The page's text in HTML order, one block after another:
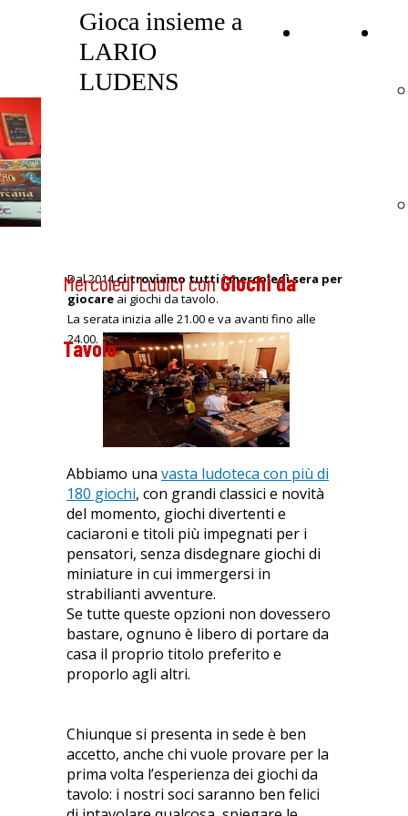
Gioca insieme a
LARIO
LUDENS
Mercoledì Ludici conGiochi da
Tavolo
Dal 2014ci troviamo tutti i mercoledì sera per
giocare ai giochi da tavolo.
La serata inizia alle 21.00 e va avanti fino alle
24.00.
Abbiamo una vasta ludoteca con più di
180 giochi, con grandi classici e novità
del momento, giochi divertenti e
caciaroni e titoli più impegnati per i
pensatori, senza disdegnare giochi di
miniature in cui immergersi in
strabilianti avventure.
Se tutte queste opzioni non dovessero
bastare, ognuno è libero di portare da
casa il proprio titolo preferito e
proporlo agli altri.
Chiunque si presenta in sede è ben
accetto, anche chi vuole provare per la
prima volta l’esperienza dei giochi da
tavolo: i nostri soci saranno ben felici